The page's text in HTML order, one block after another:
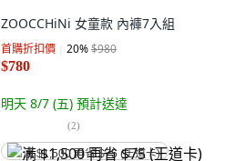
ZOOCCHiNi 女童款 內褲7入組
首購折扣價 20%$980
$780
明天 8/7 (五) 預計送達
(2)
满 $1,500 再省 $75 (王道卡)